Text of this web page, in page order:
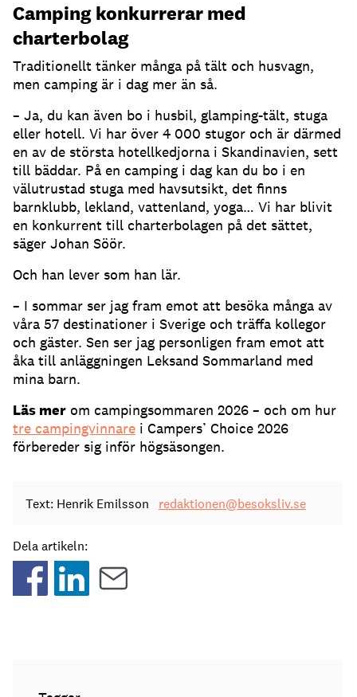
Camping konkurrerar med
charterbolag
Traditionellt tänker många på tält och husvagn,
men camping är i dag mer än så.
– Ja, du kan även bo i husbil, glamping-tält, stuga
eller hotell. Vi har över 4 000 stugor och är därmed
en av de största hotellkedjorna i Skandinavien, sett
till bäddar. På en camping i dag kan du bo i en
välutrustad stuga med havsutsikt, det finns
barnklubb, lekland, vattenland, yoga… Vi har blivit
en konkurrent till charterbolagen på det sättet,
säger Johan Söör.
Och han lever som han lär.
– I sommar ser jag fram emot att besöka många av
våra 57 destinationer i Sverige och träffa kollegor
och gäster. Sen ser jag personligen fram emot att
åka till anläggningen Leksand Sommarland med
mina barn.
Läs mer om campingsommaren 2026 – och om hur
tre campingvinnare i Campers’ Choice 2026
förbereder sig inför högsäsongen.
Text: Henrik Emilsson redaktionen@besoksliv.se
Dela artikeln: